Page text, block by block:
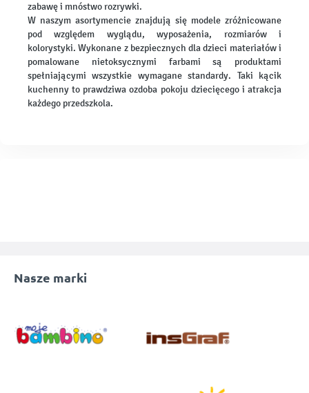
zabawę i mnóstwo rozrywki.
W naszym asortymencie znajdują się modele zróżnicowane
pod względem wyglądu, wyposażenia, rozmiarów i
kolorystyki. Wykonane z bezpiecznych dla dzieci materiałów i
pomalowane nietoksycznymi farbami są produktami
spełniającymi wszystkie wymagane standardy. Taki kącik
kuchenny to prawdziwa ozdoba pokoju dziecięcego i atrakcja
każdego przedszkola.
Nasze marki